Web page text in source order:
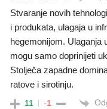
Stvaranje novih
i produkata, ulagaja u
hegemonijom. Ulaganja
mogu samo doprinijeti
Stolječa zapadne
ratove i sirotinju.
11 -1